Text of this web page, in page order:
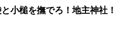
小槌を撫でろ！地主神社！